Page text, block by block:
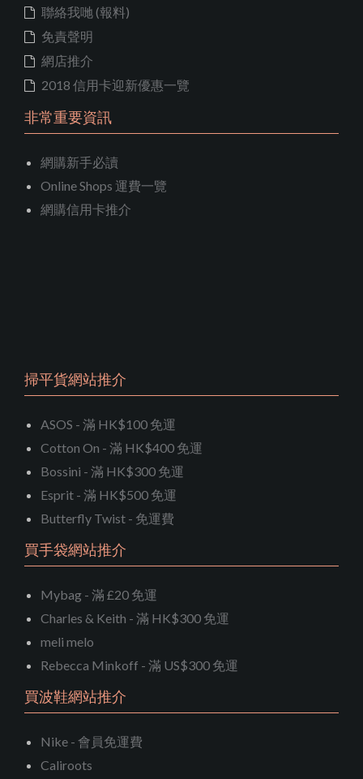
聯絡我哋 (報料)
免責聲明
網店推介
2018 信用卡迎新優惠一覽
非常重要資訊
網購新手必讀
Online Shops 運費一覽
網購信用卡推介
掃平貨網站推介
ASOS - 滿 HK$100 免運
Cotton On - 滿 HK$400 免運
Bossini - 滿 HK$300 免運
Esprit - 滿 HK$500 免運
Butterfly Twist - 免運費
買手袋網站推介
Mybag - 滿 £20 免運
Charles & Keith - 滿 HK$300 免運
meli melo
Rebecca Minkoff - 滿 US$300 免運
買波鞋網站推介
Nike - 會員免運費
Caliroots